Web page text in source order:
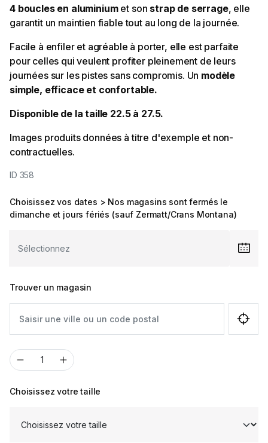
4 boucles en aluminiumet son strap de serrage, elle
garantit un maintien fiable tout au long de la journée.
Facile à enfiler et agréable à porter, elle est parfaite
pour celles qui veulent profiter pleinement de leurs
journées sur les pistes sans compromis. Un modèle
simple, efficace et confortable.
Disponible de la taille 22.5 à 27.5.
Images produits données à titre d'exemple et non-
contractuelles.
ID 358
Choisissez vos dates > Nos magasins sont fermés le
dimanche et jours fériés (sauf Zermatt/Crans Montana)
Trouver un magasin
Choisissez votre taille